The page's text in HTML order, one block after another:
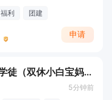
利 团建
申请
丽都名邸艾灸/美容师/学徒（双休小白宝妈+市区可就近分配）
5分钟前